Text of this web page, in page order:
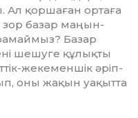
Ал қоршаған ортаға
зор базар маңын­
Базар
шешуге құлықты
жекеменшік әріп­
оны жақын уақытта